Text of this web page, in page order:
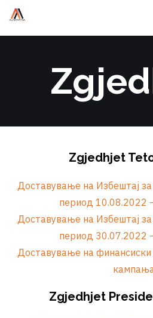
Zgjedhjet
Доставување на Избештај
период 10.08.2022
Доставување на Избештај
период 30.07.2022
Доставување на
Zgjedhjet